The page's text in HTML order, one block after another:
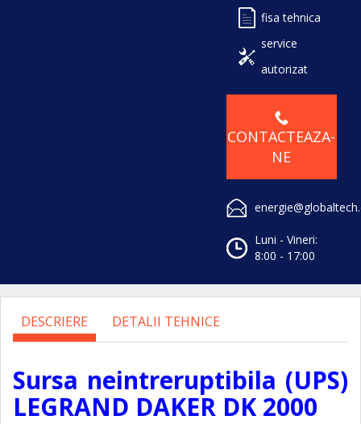
fisa tehnica
service
autorizat
CONTACTEAZA-
NE
Luni - Vineri:
8:00 - 17:00
DESCRIERE DETALII TEHNICE
Sursa neintreruptibila (UPS)
LEGRAND DAKER DK 2000